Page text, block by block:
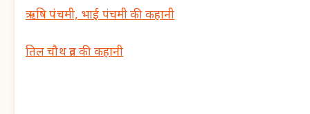
ऋषि पंचमी, भाई पंचमी की कहानी
तिल चौथ व्रत की कहानी